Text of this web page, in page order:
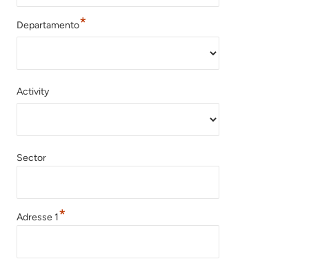
Departamento*
Activity
Sector
Adresse 1*